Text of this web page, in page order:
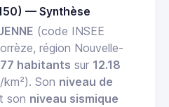
— Synthèse
(code INSEE
région Nouvelle-
habitants sur 12.18
Son niveau de
son niveau sismique